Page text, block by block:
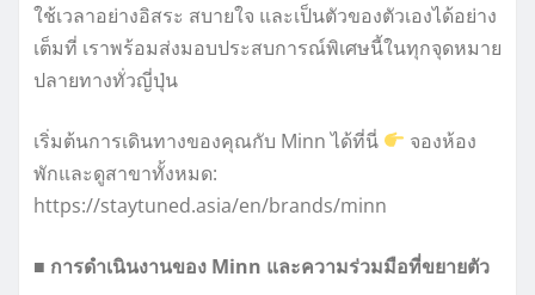
ใช้เวลาอย่างอิสระ สบายใจ และเป็นตัวของตัวเองได้อย่าง
เต็มที่ เราพร้อมส่งมอบประสบการณ์พิเศษนี้ในทุกจุดหมาย
ปลายทางทั่วญี่ปุ่น
เริ่มต้นการเดินทางของคุณกับ Minn ได้ที่นี่
จองห้อง
พักและดูสาขาทั้งหมด:
https://staytuned.asia/en/brands/minn
■ การดำเนินงานของ Minn และความร่วมมือที่ขยายตัว